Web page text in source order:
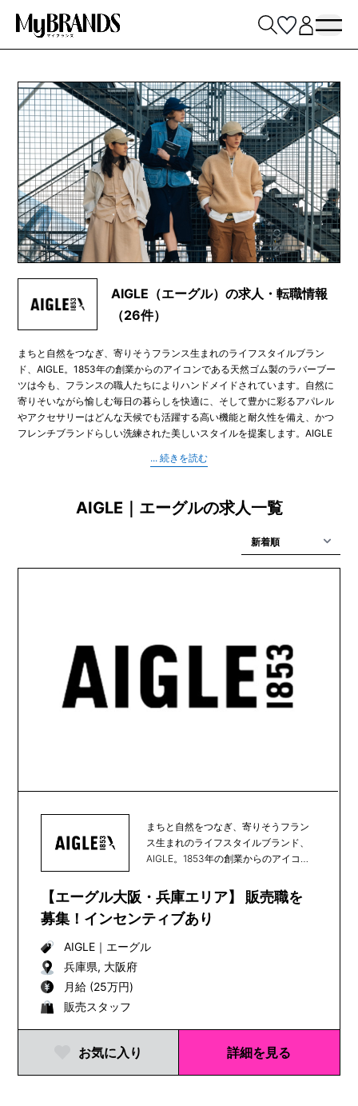
AIGLE（エーグル）の求人・転職情報
（26件）
まちと自然をつなぎ、寄りそうフランス生まれのライフスタイルブラン
ド、AIGLE。1853年の創業からのアイコンである天然ゴム製のラバーブー
ツは今も、フランスの職人たちによりハンドメイドされています。自然に
寄りそいながら愉しむ毎日の暮らしを快適に、そして豊かに彩るアパレル
やアクセサリーはどんな天候でも活躍する高い機能と耐久性を備え、かつ
フレンチブランドらしい洗練された美しいスタイルを提案します。AIGLE
い素材の積極採用などにより、環境配慮に向けた取り組みをその創業当時
à Mission（Purpose driven company/使命を果たす会社）」となり、環境
への配慮をブランドの存在意義のひとつとし、定款に以下の企業理念を記
AIGLE｜エーグルの求人一覧
まちと自然をつなぎ、寄りそうフラン
ス生まれのライフスタイルブランド、
AIGLE。1853年の創業からのアイコン
【エーグル大阪・兵庫エリア】 販売職を
募集！インセンティブあり
AIGLE｜ エーグル
兵庫県, 大阪府
月給 (25万円)
販売スタッフ
お気に入り 詳細を見る